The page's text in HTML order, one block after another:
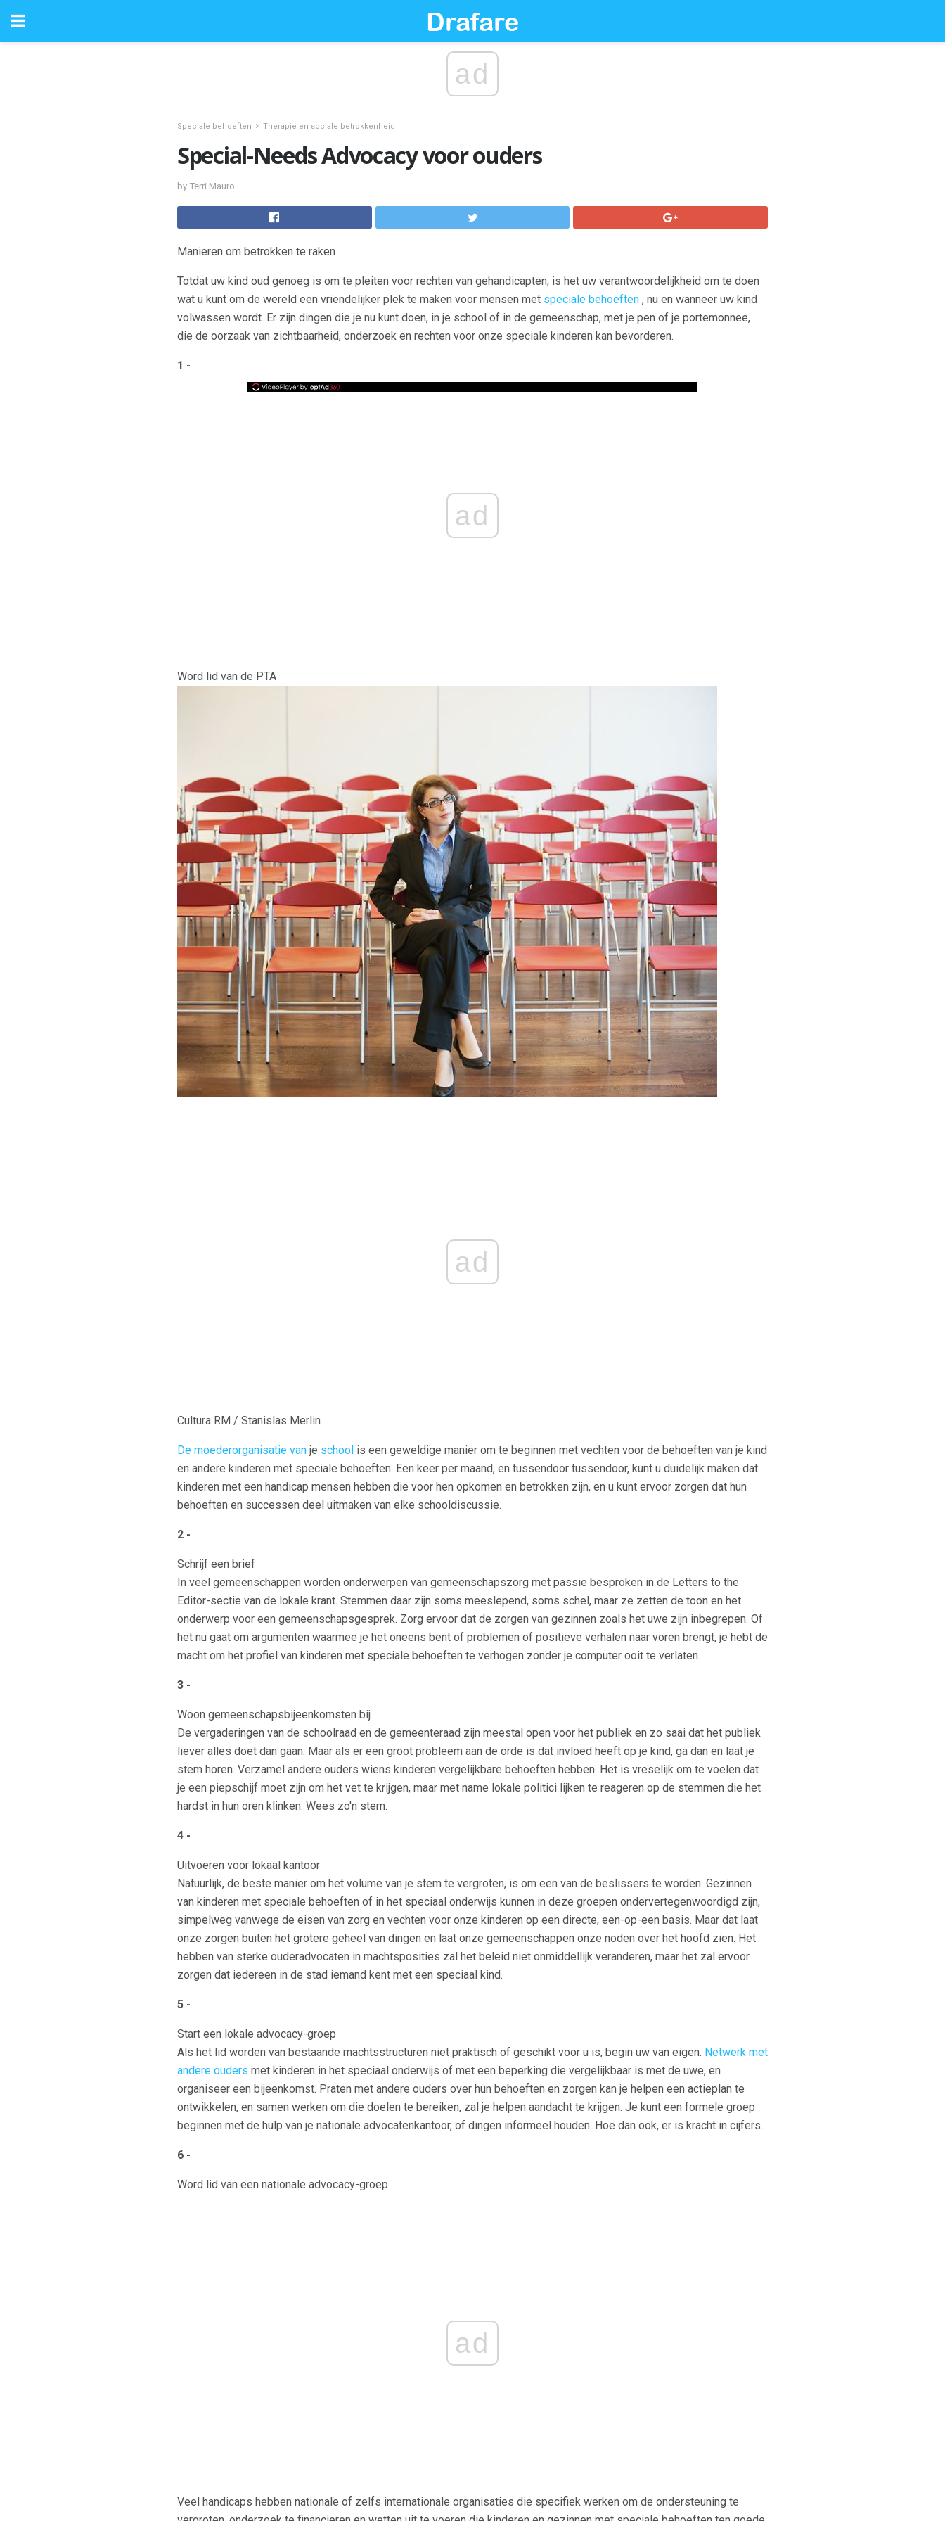
ad
Speciale behoeften Therapie en sociale betrokkenheid
Special-Needs Advocacy voor ouders
by Terri Mauro
Manieren om betrokken te raken
Totdat uw kind oud genoeg is om te pleiten voor rechten van gehandicapten, is het uw verantwoordelijkheid om te doen
wat u kunt om de wereld een vriendelijker plek te maken voor mensen met speciale behoeften , nu en wanneer uw kind
volwassen wordt. Er zijn dingen die je nu kunt doen, in je school of in de gemeenschap, met je pen of je portemonnee,
die de oorzaak van zichtbaarheid, onderzoek en rechten voor onze speciale kinderen kan bevorderen.
1 -
ad
Word lid van de PTA
ad
Cultura RM / Stanislas Merlin
De moederorganisatie van je school is een geweldige manier om te beginnen met vechten voor de behoeften van je kind
en andere kinderen met speciale behoeften. Een keer per maand, en tussendoor tussendoor, kunt u duidelijk maken dat
kinderen met een handicap mensen hebben die voor hen opkomen en betrokken zijn, en u kunt ervoor zorgen dat hun
behoeften en successen deel uitmaken van elke schooldiscussie.
2 -
Schrijf een brief
In veel gemeenschappen worden onderwerpen van gemeenschapszorg met passie besproken in de Letters to the
Editor-sectie van de lokale krant. Stemmen daar zijn soms meeslepend, soms schel, maar ze zetten de toon en het
onderwerp voor een gemeenschapsgesprek. Zorg ervoor dat de zorgen van gezinnen zoals het uwe zijn inbegrepen. Of
het nu gaat om argumenten waarmee je het oneens bent of problemen of positieve verhalen naar voren brengt, je hebt de
macht om het profiel van kinderen met speciale behoeften te verhogen zonder je computer ooit te verlaten.
3 -
Woon gemeenschapsbijeenkomsten bij
De vergaderingen van de schoolraad en de gemeenteraad zijn meestal open voor het publiek en zo saai dat het publiek
liever alles doet dan gaan. Maar als er een groot probleem aan de orde is dat invloed heeft op je kind, ga dan en laat je
stem horen. Verzamel andere ouders wiens kinderen vergelijkbare behoeften hebben. Het is vreselijk om te voelen dat
je een piepschijf moet zijn om het vet te krijgen, maar met name lokale politici lijken te reageren op de stemmen die het
hardst in hun oren klinken. Wees zo'n stem.
4 -
Uitvoeren voor lokaal kantoor
Natuurlijk, de beste manier om het volume van je stem te vergroten, is om een ​​van de beslissers te worden. Gezinnen
van kinderen met speciale behoeften of in het speciaal onderwijs kunnen in deze groepen ondervertegenwoordigd zijn,
simpelweg vanwege de eisen van zorg en vechten voor onze kinderen op een directe, een-op-een basis. Maar dat laat
onze zorgen buiten het grotere geheel van dingen en laat onze gemeenschappen onze noden over het hoofd zien. Het
hebben van sterke ouderadvocaten in machtsposities zal het beleid niet onmiddellijk veranderen, maar het zal ervoor
zorgen dat iedereen in de stad iemand kent met een speciaal kind.
5 -
Start een lokale advocacy-groep
Als het lid worden van bestaande machtsstructuren niet praktisch of geschikt voor u is, begin uw van eigen. Netwerk met
andere ouders met kinderen in het speciaal onderwijs of met een beperking die vergelijkbaar is met de uwe, en
organiseer een bijeenkomst. Praten met andere ouders over hun behoeften en zorgen kan je helpen een actieplan te
ontwikkelen, en samen werken om die doelen te bereiken, zal je helpen aandacht te krijgen. Je kunt een formele groep
beginnen met de hulp van je nationale advocatenkantoor, of dingen informeel houden. Hoe dan ook, er is kracht in cijfers.
6 -
Word lid van een nationale advocacy-groep
ad
Veel handicaps hebben nationale of zelfs internationale organisaties die specifiek werken om de ondersteuning te